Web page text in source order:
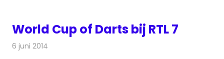
World Cup of Darts bij RTL 7
6 juni 2014